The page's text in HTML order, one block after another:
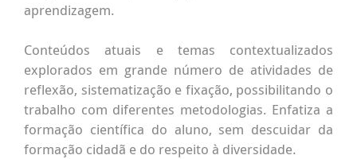
aprendizagem.
Conteúdos atuais e temas contextualizados
explorados em grande número de atividades de
reflexão, sistematização e fixação, possibilitando o
trabalho com diferentes metodologias. Enfatiza a
formação científica do aluno, sem descuidar da
formação cidadã e do respeito à diversidade.